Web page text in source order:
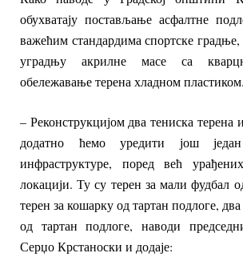
обухватају постављање асфалтне
важећим стандардима спортске
уградњу акрилне масе са
обележавање терена хладном пластиком.
– Реконструкцијом два тениска терена
додатно ћемо уредити још
инфраструктуре, поред већ
локацији. Ту су терен за мали фудбал
терен за кошарку од тартан подлоге, два
од тартан подлоге, наводи
Серџо Крстаноски и додаје: